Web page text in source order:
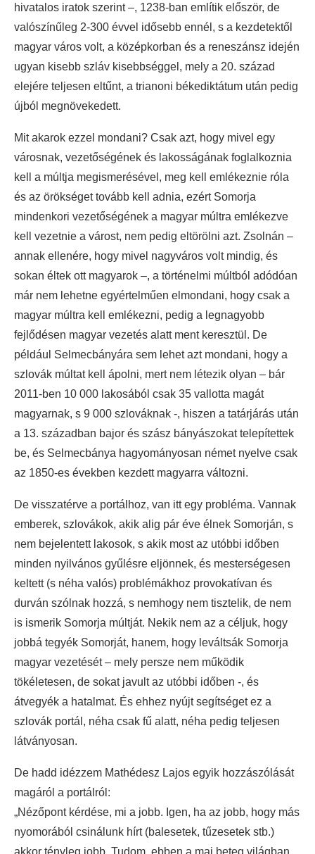
hivatalos iratok szerint –, 1238-ban említik először, de
valószínűleg 2-300 évvel idősebb ennél, s a kezdetektől
magyar város volt, a középkorban és a reneszánsz idején
ugyan kisebb szláv kisebbséggel, mely a 20. század
elejére teljesen eltűnt, a trianoni békediktátum után pedig
újból megnövekedett.
Mit akarok ezzel mondani? Csak azt, hogy mivel egy
városnak, vezetőségének és lakosságának foglalkoznia
kell a múltja megismerésével, meg kell emlékeznie róla
és az örökséget tovább kell adnia, ezért Somorja
mindenkori vezetőségének a magyar múltra emlékezve
kell vezetnie a várost, nem pedig eltörölni azt. Zsolnán –
annak ellenére, hogy mivel nagyváros volt mindig, és
sokan éltek ott magyarok –, a történelmi múltból adódóan
már nem lehetne egyértelműen elmondani, hogy csak a
magyar múltra kell emlékezni, pedig a legnagyobb
fejlődésen magyar vezetés alatt ment keresztül. De
például Selmecbányára sem lehet azt mondani, hogy a
szlovák múltat kell ápolni, mert nem létezik olyan – bár
2011-ben 10 000 lakosából csak 35 vallotta magát
magyarnak, s 9 000 szlováknak -, hiszen a tatárjárás után
a 13. században bajor és szász bányászokat telepítettek
be, és Selmecbánya hagyományosan német nyelve csak
az 1850-es években kezdett magyarra változni.
De visszatérve a portálhoz, van itt egy probléma. Vannak
emberek, szlovákok, akik alig pár éve élnek Somorján, s
nem bejelentett lakosok, s akik most az utóbbi időben
minden nyilvános gyűlésre eljönnek, és mesterségesen
keltett (s néha valós) problémákhoz provokatívan és
durván szólnak hozzá, s nemhogy nem tisztelik, de nem
is ismerik Somorja múltját. Nekik nem az a céljuk, hogy
jobbá tegyék Somorját, hanem, hogy leváltsák Somorja
magyar vezetését – mely persze nem működik
tökéletesen, de sokat javult az utóbbi időben -, és
átvegyék a hatalmat. És ehhez nyújt segítséget ez a
szlovák portál, néha csak fű alatt, néha pedig teljesen
látványosan.
De hadd idézzem Mathédesz Lajos egyik hozzászólását
magáról a portálról:
„Nézőpont kérdése, mi a jobb. Igen, ha az jobb, hogy más
nyomorából csinálunk hírt (balesetek, tűzesetek stb.)
akkor tényleg jobb. Tudom, ebben a mai beteg világban